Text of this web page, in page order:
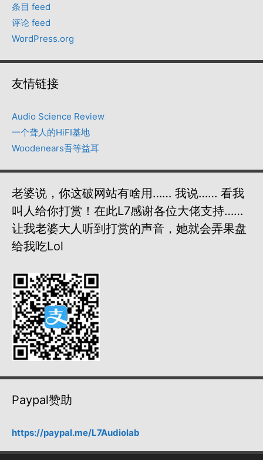
条目 feed
评论 feed
WordPress.org
友情链接
Audio Science Review
一个聋人的HiFI基地
Woodenears吾等益耳
老婆说，你这破网站有啥用…… 我说…… 看我
叫人给你打赏！在此L7感谢各位大佬支持……
让我老婆大人听到打赏的声音，她就会弄果盘
给我吃lol
Paypal赞助
https://paypal.me/L7Audiolab